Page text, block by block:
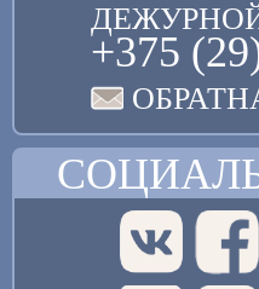
+375